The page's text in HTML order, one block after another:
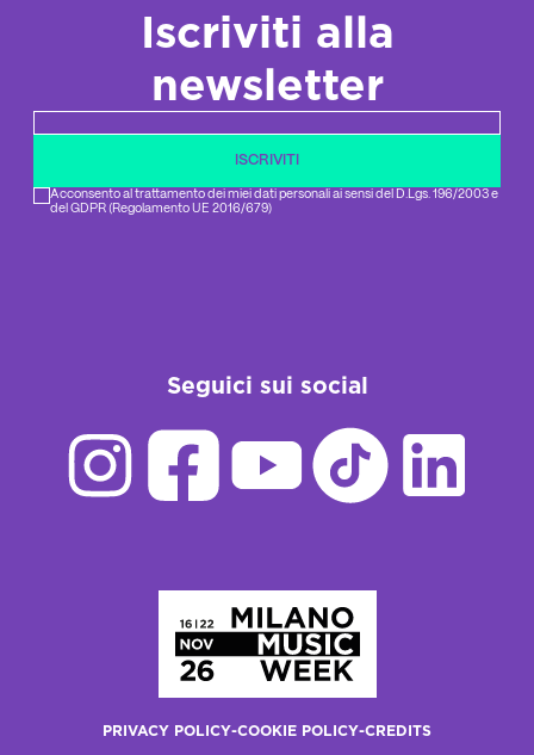
Iscriviti alla
newsletter
ISCRIVITI
Acconsento al trattamento dei miei dati personali ai sensi del D.Lgs. 196/2003 e
del GDPR (Regolamento UE 2016/679)
Seguici sui social
PRIVACY POLICY-COOKIE POLICY-CREDITS